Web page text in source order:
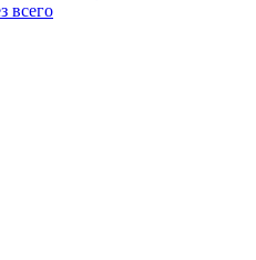
всего